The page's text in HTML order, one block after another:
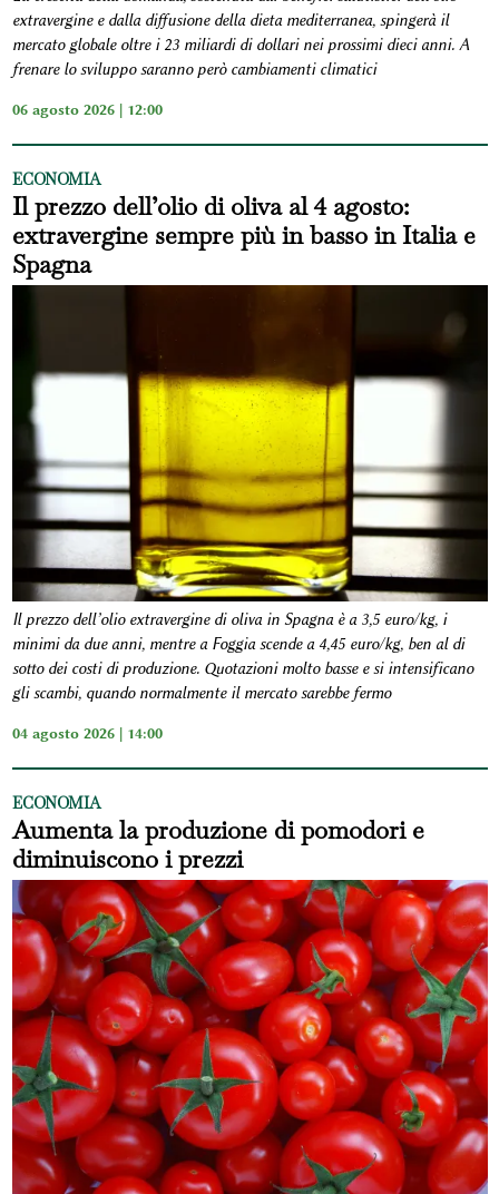
extravergine e dalla diffusione della dieta mediterranea, spingerà il
mercato globale oltre i 23 miliardi di dollari nei prossimi dieci anni. A
frenare lo sviluppo saranno però cambiamenti climatici
06 agosto 2026 | 12:00
ECONOMIA
Il prezzo dell’olio di oliva al 4 agosto:
extravergine sempre più in basso in Italia e
Spagna
Il prezzo dell’olio extravergine di oliva in Spagna è a 3,5 euro/kg, i
minimi da due anni, mentre a Foggia scende a 4,45 euro/kg, ben al di
sotto dei costi di produzione. Quotazioni molto basse e si intensificano
gli scambi, quando normalmente il mercato sarebbe fermo
04 agosto 2026 | 14:00
ECONOMIA
Aumenta la produzione di pomodori e
diminuiscono i prezzi